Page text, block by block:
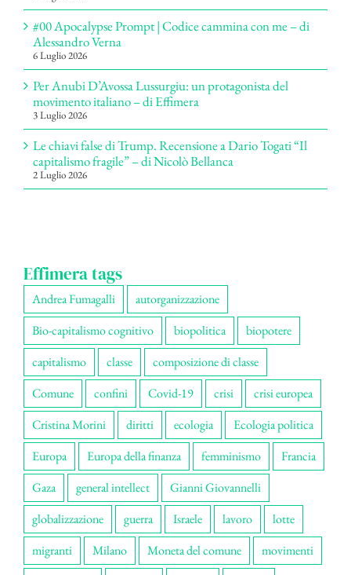
#00 Apocalypse Prompt | Codice cammina con me – di
Alessandro Verna
6 Luglio 2026
Per Anubi D’Avossa Lussurgiu: un protagonista del
movimento italiano – di Effimera
3 Luglio 2026
Le chiavi false di Trump. Recensione a Dario Togati “Il
capitalismo fragile” – di Nicolò Bellanca
2 Luglio 2026
Effimera tags
Andrea Fumagalli
autorganizzazione
Bio-capitalismo cognitivo
biopolitica
biopotere
capitalismo
classe
composizione di classe
Comune
confini Covid-19 crisi
crisi europea
Cristina Morini
diritti ecologia
Ecologia politica
Europa
Europa della finanza femminismo
Francia
Gaza
general intellect
Gianni Giovannelli
globalizzazione
guerra Israele lavoro
lotte
migranti
Milano Moneta del comune
movimenti